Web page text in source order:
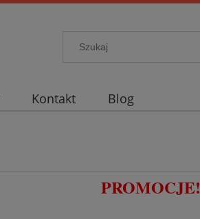
Kontakt Blog
PROMOCJE!